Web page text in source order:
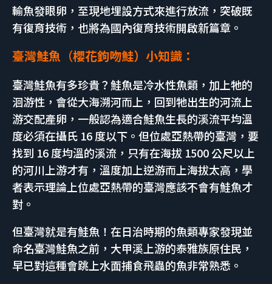
輸魚發眼卵，至現地埋設方式來進行放流，突破既
有復育技術，也將為國內復育技術開啟新篇章。
臺灣鮭魚 （櫻花鉤吻鮭）小知識：
臺灣鮭魚有多珍貴？鮭魚是冷水性魚類，加上牠的
洄游性，會從大海溯河而上，回到牠出生的河流上
游交配產卵，一般認為適合鮭魚生長的溪流平均溫
度必須在攝氏 16 度以下。但位處亞熱帶的臺灣，要
找到 16 度均溫的溪流，只有在海拔 1500 公尺以上
的河川上游才有，溫度加上逆游而上海拔太高，學
者表示理論上位處亞熱帶的臺灣應該不會有鮭魚才
對。
但臺灣就是有鮭魚！在日治時期的魚類專家發現並
命名臺灣鮭魚之前，大甲溪上游的泰雅族原住民，
早已對這種會跳上水面捕食飛蟲的魚非常熟悉。